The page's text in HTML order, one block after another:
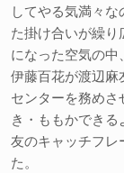
してやる気満々
た掛け合いが繰
になった空気の中
伊藤百花が渡辺麻
センターを務め
き・ももかでき
友のキャッチフレ
た。